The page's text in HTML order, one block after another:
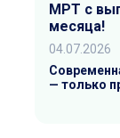
МРТ с
месяца!
04.07.2026
— только